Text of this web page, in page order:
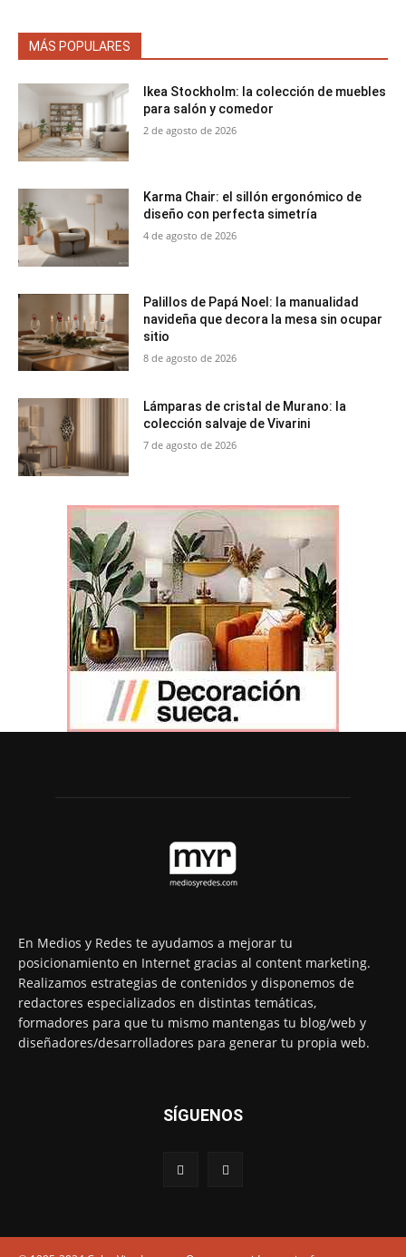
MÁS POPULARES
Ikea Stockholm: la colección de muebles
para salón y comedor
2 de agosto de 2026
Karma Chair: el sillón ergonómico de
diseño con perfecta simetría
4 de agosto de 2026
Palillos de Papá Noel: la manualidad
navideña que decora la mesa sin ocupar
sitio
8 de agosto de 2026
Lámparas de cristal de Murano: la
colección salvaje de Vivarini
7 de agosto de 2026
En Medios y Redes te ayudamos a mejorar tu
posicionamiento en Internet gracias al content marketing.
Realizamos estrategias de contenidos y disponemos de
redactores especializados en distintas temáticas,
formadores para que tu mismo mantengas tu blog/web y
diseñadores/desarrolladores para generar tu propia web.
SÍGUENOS